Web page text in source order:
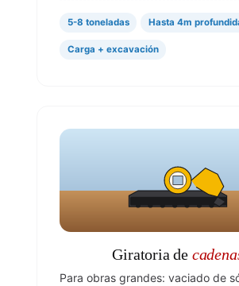
5-8 toneladas Hasta 4m
Carga + excavación
Giratoria de
Para obras grandes: vaciado de